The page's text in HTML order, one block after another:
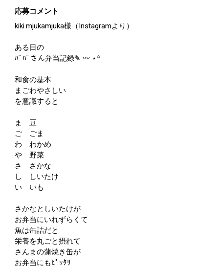
応募コメント
kiki.mjukamjuka様（Instagramより）
ある日の
ﾊﾟﾊﾟさん弁当記録✎ 〰︎ ⋆꙳
和食の基本
まごわやさしい
を意識すると
ま 豆
ご ごま
わ わかめ
や 野菜
さ さかな
し しいたけ
い いも
さかなとしいたけが
お弁当にいれずらくて
魚は缶詰だと
栄養を丸ごと摂れて
さんまの蒲焼き缶が
お弁当にもﾋﾟｯﾀﾘ